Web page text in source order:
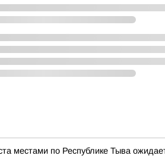
местами по Республике Тыва